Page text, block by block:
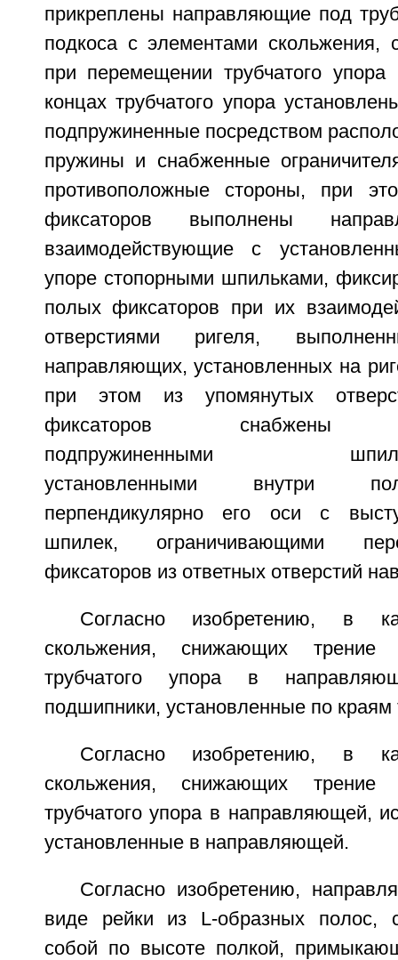
прикреплены направляющие под
подкоса с элементами скольжения,
при перемещении трубчатого
концах трубчатого упора
подпружиненные посредством
пружины и снабженные
противоположные стороны, при
фиксаторов выполнены
взаимодействующие с
упоре стопорными шпильками,
полых фиксаторов при их
отверстиями ригеля,
направляющих, установленных на
при этом из упомянутых
фиксаторов снабжены
подпружиненными
установленными внутри
перпендикулярно его оси с
шпилек, ограничивающими
фиксаторов из ответных отверстий
Согласно изобретению, в
скольжения, снижающих трение
трубчатого упора в
подшипники, установленные по краям
Согласно изобретению, в
скольжения, снижающих трение
трубчатого упора в направляющей,
установленные в направляющей.
Согласно изобретению,
виде рейки из L-образных полос,
собой по высоте полкой,